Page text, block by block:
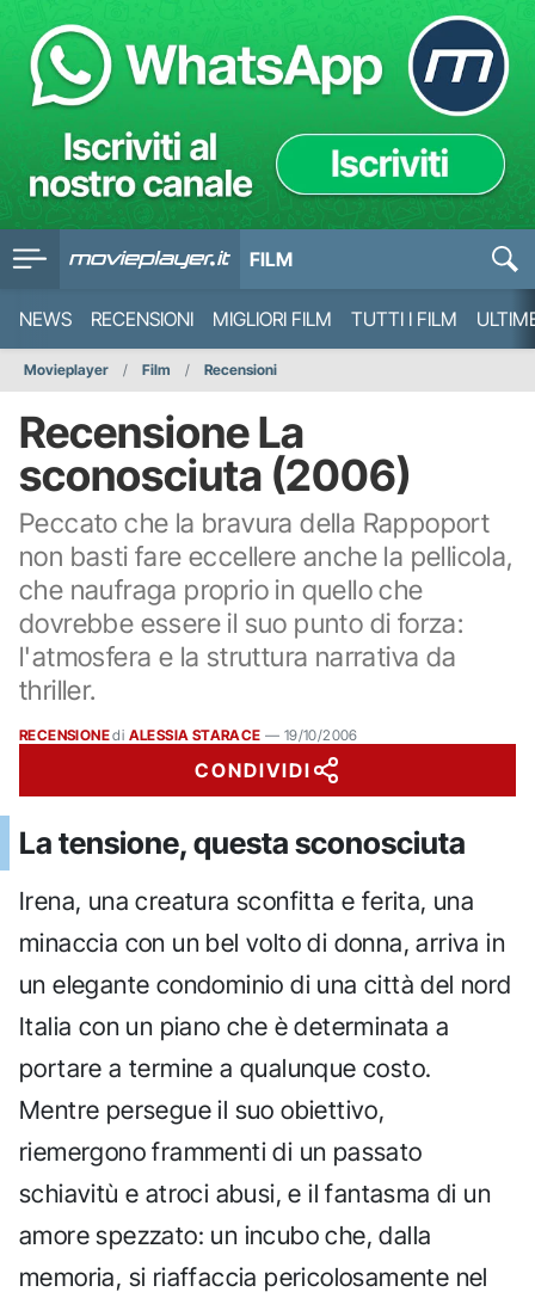
FILM
NEWS RECENSIONI MIGLIORI FILM TUTTI I FILM
Movieplayer Film Recensioni
Recensione La
sconosciuta (2006)
Peccato che la bravura della Rappoport
non basti fare eccellere anche la pellicola,
che naufraga proprio in quello che
dovrebbe essere il suo punto di forza:
l'atmosfera e la struttura narrativa da
thriller.
RECENSIONEdi ALESSIA STARACE — 19/10/2006
CONDIVIDI
La tensione, questa sconosciuta
Irena, una creatura sconfitta e ferita, una
minaccia con un bel volto di donna, arriva in
un elegante condominio di una città del nord
Italia con un piano che è determinata a
portare a termine a qualunque costo.
Mentre persegue il suo obiettivo,
riemergono frammenti di un passato
schiavitù e atroci abusi, e il fantasma di un
amore spezzato: un incubo che, dalla
memoria, si riaffaccia pericolosamente nel